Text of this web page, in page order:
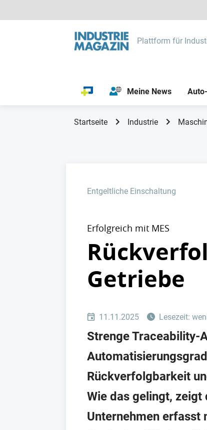
Plattform für
Meine News
Startseite Industrie
Entgeltliche Einschaltung
Erfolgreich mit MES
Getriebe
11.11.2025 Lesezeit:
Strenge Traceability-
Rückverfolgbarkeit
Wie das gelingt,
Unternehmen erfasst